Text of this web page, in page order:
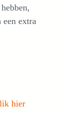
een extra
hier